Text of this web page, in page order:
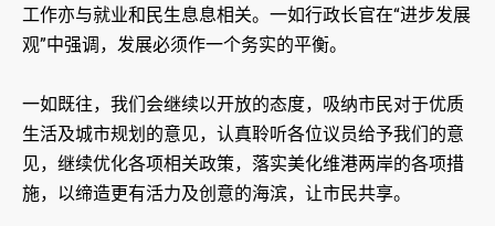
工作亦与就业和民生息息相关。一如行政长官在“进步发展
观”中强调，发展必须作一个务实的平衡。
一如既往，我们会继续以开放的态度，吸纳市民对于优质
生活及城市规划的意见，认真聆听各位议员给予我们的意
见，继续优化各项相关政策，落实美化维港两岸的各项措
施，以缔造更有活力及创意的海滨，让市民共享。